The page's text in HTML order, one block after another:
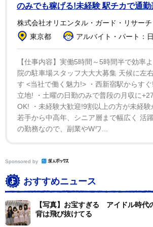
吉田アナは1975年生まれ、東京都出
ポン放送に入社。「よっぴー」の愛称
でなく、アニメ等のサブカルイベント
的に行う名物アナウンサーとして知ら
のみでも稼げる!未経験 駅チカで通勤
株式会社オリエンタル・ガード・リサーチ
東京都
アルバイト・パート：
【仕事内容】実働5時間～5時間半で効率
院の駐車場スタッフ大大大募集 天候に左
す <当社で働く魅力!> ・西新宿駅からす
立地! ・土曜の日勤のみで普段の月収に
OK! ・未経験大歓迎!9割以上の方が未経験
若手から中高年、シニア層まで幅広く 活
の勤務なので、副業やWワ...
Sponsored by
おすすめニュース
【写真】お宝すぎる アイドル時
背は飛び抜けてる